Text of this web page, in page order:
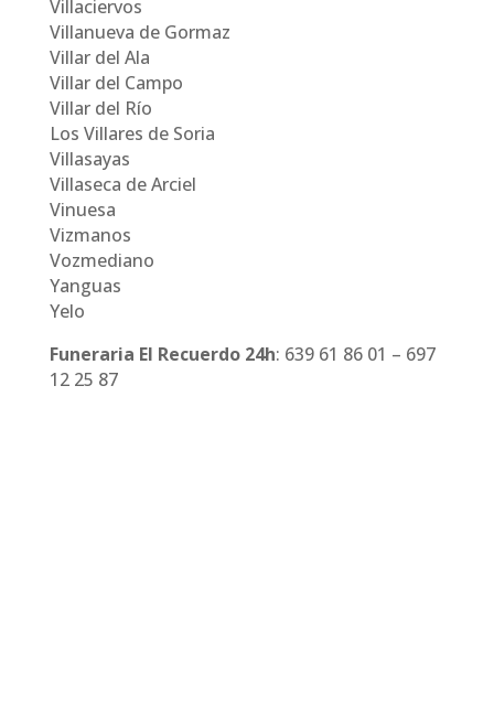
Villaciervos
Villanueva de Gormaz
Villar del Ala
Villar del Campo
Villar del Río
Los Villares de Soria
Villasayas
Villaseca de Arciel
Vinuesa
Vizmanos
Vozmediano
Yanguas
Yelo
Funeraria El Recuerdo 24h: 639 61 86 01 – 697
12 25 87